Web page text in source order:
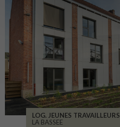
LOG. JEUNES TRAVAILLEURS
LA BASSEE